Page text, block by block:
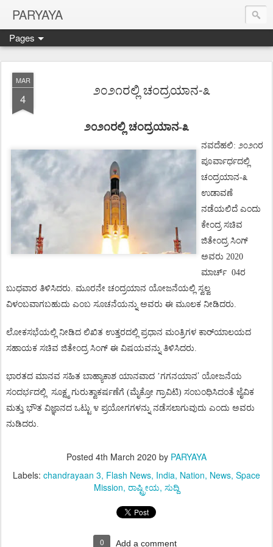
PARYAYA
Pages
MAR
4
೨೦೨೧ರಲ್ಲಿ ಚಂದ್ರಯಾನ-೩
೨೦೨೧ರಲ್ಲಿ ಚಂದ್ರಯಾನ-೩
ನವದೆಹಲಿ: ೨೦೨೧ರ
ಪೂರ್ವಾರ್ಧದಲ್ಲಿ
ಚಂದ್ರಯಾನ-೩
ಉಡಾವಣೆ
ನಡೆಯಲಿದೆ ಎಂದು
ಕೇಂದ್ರ ಸಚಿವ
ಜಿತೇಂದ್ರ ಸಿಂಗ್
ಅವರು 2020
ಮಾರ್ಚ್ 04ರ
ಬುಧವಾರ ತಿಳಿಸಿದರು. ಮೂರನೇ ಚಂದ್ರಯಾನ ಯೋಜನೆಯಲ್ಲಿ ಸ್ವಲ್ವ
ವಿಳಂಬವಾಗಬಹುದು ಎಂಬ ಸೂಚನೆಯನ್ನು ಅವರು ಈ ಮೂಲಕ ನೀಡಿದರು.
ಲೋಕಸಭೆಯಲ್ಲಿ ನೀಡಿದ ಲಿಖಿತ ಉತ್ತರದಲ್ಲಿ ಪ್ರಧಾನ ಮಂತ್ರಿಗಳ ಕಾರ್ಯಾಲಯದ
ಸಹಾಯಕ ಸಚಿವ ಜಿತೇಂದ್ರ ಸಿಂಗ್ ಈ ವಿಷಯವನ್ನು ತಿಳಿಸಿದರು.
ಭಾರತದ ಮಾನವ ಸಹಿತ ಬಾಹ್ಯಾಕಾಶ ಯಾನವಾದ ’ಗಗನಯಾನ’ ಯೋಜನೆಯ
ಸಂದರ್ಭದಲ್ಲಿ ಸೂಕ್ಷ್ಮ ಗುರುತ್ವಾಕರ್ಷಣೆಗೆ (ಮೈಕ್ರೋ ಗ್ರಾವಿಟಿ) ಸಂಬಂಧಿಸಿದಂತೆ ಜೈವಿಕ
ಮತ್ತು ಭೌತ ವಿಜ್ಞಾನದ ಒಟ್ಟು ೪ ಪ್ರಯೋಗಗಳನ್ನು ನಡೆಸಲಾಗುವುದು ಎಂದು ಅವರು
ನುಡಿದರು.
Posted 4th March 2020 by PARYAYA
Labels: chandrayaan 3 Flash News India Nation News Space
Mission ರಾಷ್ಟ್ರೀಯ ಸುದ್ದಿ
0 Add a comment